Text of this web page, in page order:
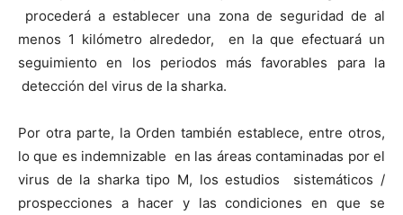
procederá a establecer una zona de seguridad de al
menos 1 kilómetro alrededor, en la que efectuará un
seguimiento en los periodos más favorables para la
detección del virus de la sharka.
Por otra parte, la Orden también establece, entre otros,
lo que es indemnizable en las áreas contaminadas por el
virus de la sharka tipo M, los estudios sistemáticos /
prospecciones a hacer y las condiciones en que se